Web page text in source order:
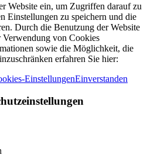
Website ein, um Zugriffen darauf zu
Einstellungen zu speichern und die
Durch die Benutzung der Website
Verwendung von Cookies
sowie die Möglichkeit, die
erfahren Sie hier:
EinstellungenEinverstanden